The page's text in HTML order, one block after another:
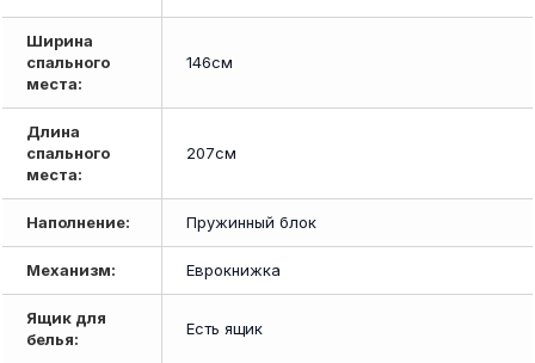
Ширина
спального
места:
146см
Длина
спального
места:
207см
Наполнение: Пружинный блок
Механизм: Еврокнижка
Ящик для
белья:
Есть ящик